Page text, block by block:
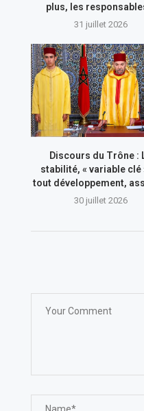
plus, les
31 juillet 2026
Discours du Trône :
stabilité, « variable clé
tout développement,
30 juillet 2026